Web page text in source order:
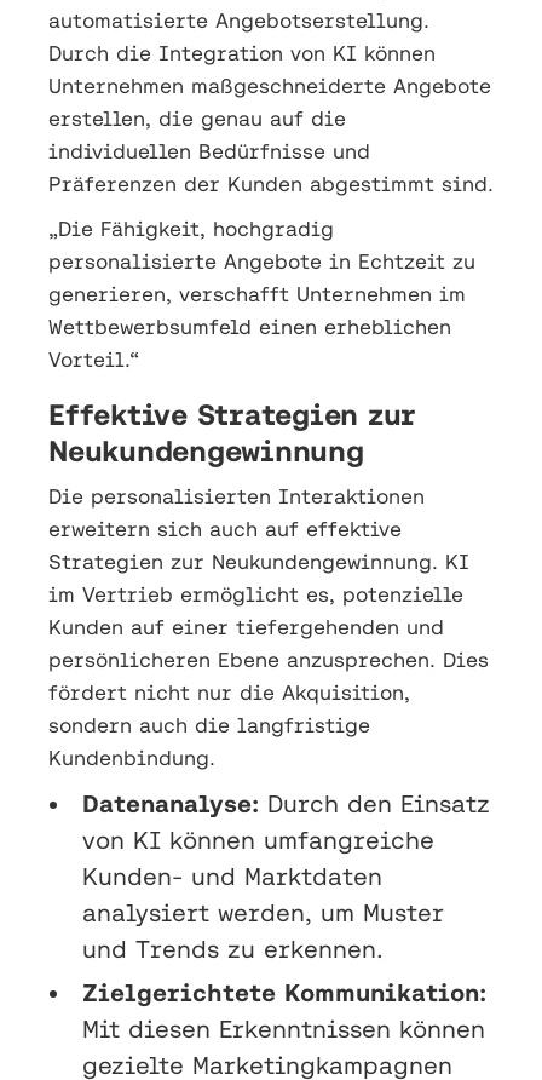
automatisierte Angebotserstellung.
Durch die Integration von KI können
Unternehmen maßgeschneiderte Angebote
erstellen, die genau auf die
individuellen Bedürfnisse und
Präferenzen der Kunden abgestimmt sind.
„Die Fähigkeit, hochgradig
personalisierte Angebote in Echtzeit zu
generieren, verschafft Unternehmen im
Wettbewerbsumfeld einen erheblichen
Vorteil.“
Effektive Strategien zur
Neukundengewinnung
Die personalisierten Interaktionen
erweitern sich auch auf effektive
Strategien zur Neukundengewinnung. KI
im Vertrieb ermöglicht es, potenzielle
Kunden auf einer tiefergehenden und
persönlicheren Ebene anzusprechen. Dies
fördert nicht nur die Akquisition,
sondern auch die langfristige
Kundenbindung.
Datenanalyse: Durch den Einsatz
von KI können umfangreiche
Kunden- und Marktdaten
analysiert werden, um Muster
und Trends zu erkennen.
Zielgerichtete Kommunikation:
Mit diesen Erkenntnissen können
gezielte Marketingkampagnen